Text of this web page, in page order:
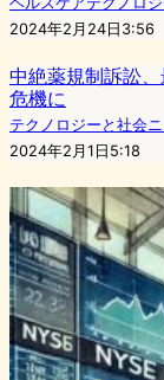
2024年2月24日3:56
中絶薬規制訴訟
危機に
テクノロジーと社会
2024年2月1日5:18